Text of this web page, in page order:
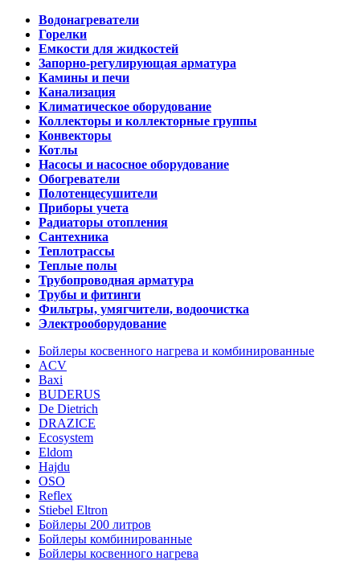
Водонагреватели
Горелки
Емкости для жидкостей
Запорно-регулирующая арматура
Камины и печи
Канализация
Климатическое оборудование
Коллекторы и коллекторные группы
Конвекторы
Котлы
Насосы и насосное оборудование
Обогреватели
Полотенцесушители
Приборы учета
Радиаторы отопления
Сантехника
Теплотрассы
Теплые полы
Трубопроводная арматура
Трубы и фитинги
Фильтры, умягчители, водоочистка
Электрооборудование
Бойлеры косвенного нагрева и комбинированные
ACV
Baxi
BUDERUS
De Dietrich
DRAZICE
Ecosystem
Eldom
Hajdu
OSO
Reflex
Stiebel Eltron
Бойлеры 200 литров
Бойлеры комбинированные
Бойлеры косвенного нагрева